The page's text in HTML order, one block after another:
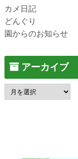
カメ日記
どんぐり
園からのお知らせ
アーカイブ